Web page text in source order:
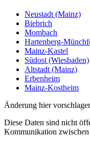
Neustadt (Mainz)
Biebrich
Mombach
Hartenberg-
Mainz-Kastel
Südost (Wiesbaden)
Altstadt (Mainz)
Erbenheim
Mainz-Kostheim
Änderung hier
Diese Daten sind nicht
Kommunikation